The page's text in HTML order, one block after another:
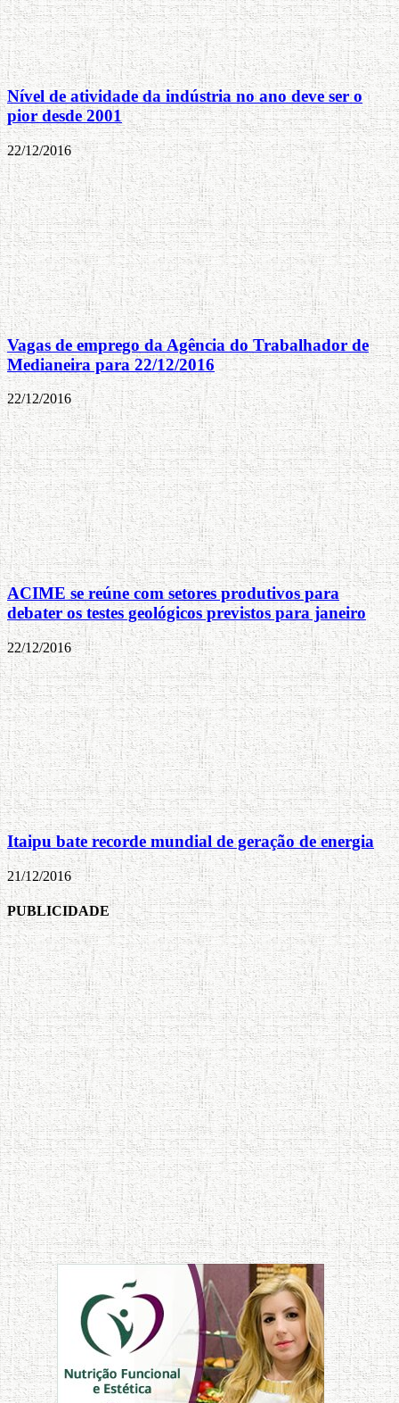
Nível de atividade da indústria no ano deve ser o
pior desde 2001
22/12/2016
Vagas de emprego da Agência do Trabalhador de
Medianeira para 22/12/2016
22/12/2016
ACIME se reúne com setores produtivos para
debater os testes geológicos previstos para janeiro
22/12/2016
Itaipu bate recorde mundial de geração de energia
21/12/2016
PUBLICIDADE